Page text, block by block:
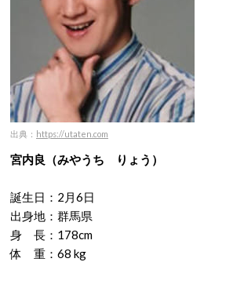
出典： https://utaten.com
宮内良（みやうち りょう）
誕生日：2月6日
出身地：群馬県
身 長：178cm
体 重：68 kg